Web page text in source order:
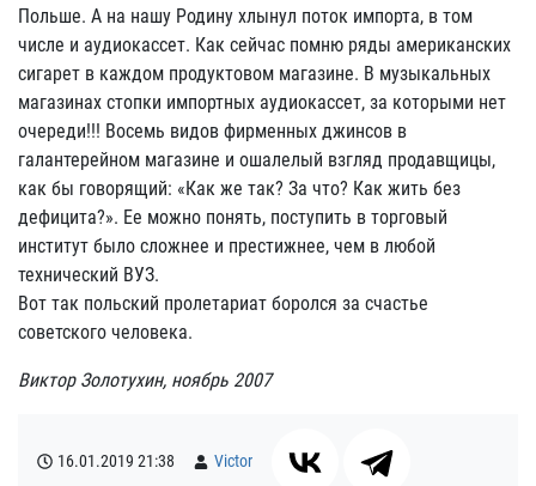
Польше. А на нашу Родину хлынул поток импорта, в том
числе и аудиокассет. Как сейчас помню ряды американских
сигарет в каждом продуктовом магазине. В музыкальных
магазинах стопки импортных аудиокассет, за которыми нет
очереди!!! Восемь видов фирменных джинсов в
галантерейном магазине и ошалелый взгляд продавщицы,
как бы говорящий: «Как же так? За что? Как жить без
дефицита?». Ее можно понять, поступить в торговый
институт было сложнее и престижнее, чем в любой
технический ВУЗ.
Вот так польский пролетариат боролся за счастье
советского человека.
Виктор Золотухин, ноябрь 2007
16.01.2019 21:38 Victor